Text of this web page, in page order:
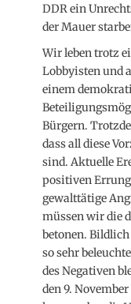
DDR ein
der Mauer
Wir leben trotz
Lobbyisten und
einem
Bürgern.
dass all diese
sind. Aktuelle
positiven
gewalttätige
müssen wir die
betonen.
so sehr
des Negativen
den 9.